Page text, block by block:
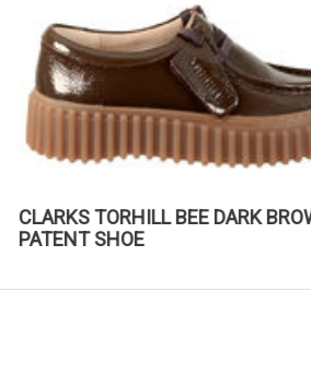
CLARKS TORHILL BEE DARK
PATENT SHOE